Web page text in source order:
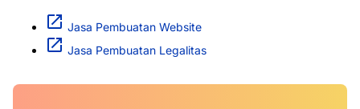
Jasa Pembuatan Website
Jasa Pembuatan Legalitas